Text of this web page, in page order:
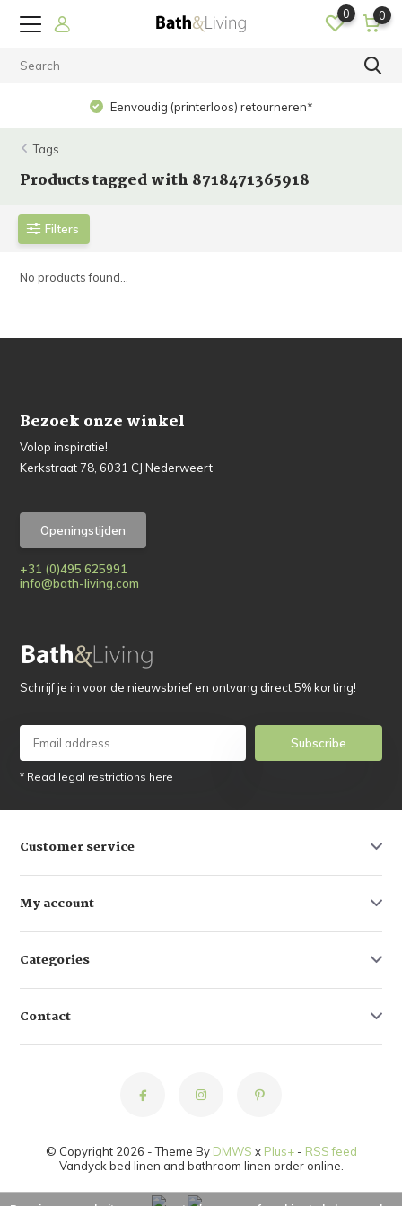
0 0
Eenvoudig (printerloos) retourneren*
Tags
Products tagged with 8718471365918
Filters
No products found...
Bezoek onze winkel
Volop inspiratie!
Kerkstraat 78, 6031 CJ Nederweert
Openingstijden
+31 (0)495 625991
info@bath-living.com
Schrijf je in voor de nieuwsbrief en ontvang direct 5% korting!
Subscribe
* Read legal restrictions here
Customer service
My account
Categories
Contact
© Copyright 2026 - Theme By DMWS x Plus+- RSS feed
Vandyck bed linen and bathroom linen order online.